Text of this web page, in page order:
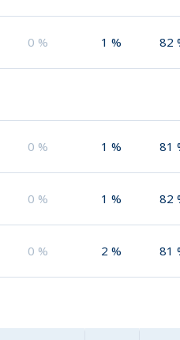
0 % 1 % 82
0 % 1 % 81
0 % 1 % 82
0 % 2 % 81